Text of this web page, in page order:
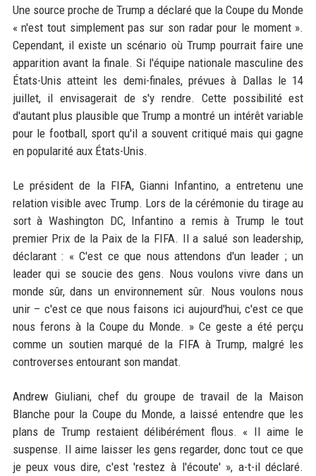
Une source proche de Trump a déclaré que la Coupe du Monde
« n'est tout simplement pas sur son radar pour le moment ».
Cependant, il existe un scénario où Trump pourrait faire une
apparition avant la finale. Si l'équipe nationale masculine des
États-Unis atteint les demi-finales, prévues à Dallas le 14
juillet, il envisagerait de s'y rendre. Cette possibilité est
d'autant plus plausible que Trump a montré un intérêt variable
pour le football, sport qu'il a souvent critiqué mais qui gagne
en popularité aux États-Unis.
Le président de la FIFA, Gianni Infantino, a entretenu une
relation visible avec Trump. Lors de la cérémonie du tirage au
sort à Washington DC, Infantino a remis à Trump le tout
premier Prix de la Paix de la FIFA. Il a salué son leadership,
déclarant : « C'est ce que nous attendons d'un leader ; un
leader qui se soucie des gens. Nous voulons vivre dans un
monde sûr, dans un environnement sûr. Nous voulons nous
unir – c'est ce que nous faisons ici aujourd'hui, c'est ce que
nous ferons à la Coupe du Monde. » Ce geste a été perçu
comme un soutien marqué de la FIFA à Trump, malgré les
controverses entourant son mandat.
Andrew Giuliani, chef du groupe de travail de la Maison
Blanche pour la Coupe du Monde, a laissé entendre que les
plans de Trump restaient délibérément flous. « Il aime le
suspense. Il aime laisser les gens regarder, donc tout ce que
je peux vous dire, c'est 'restez à l'écoute' », a-t-il déclaré.